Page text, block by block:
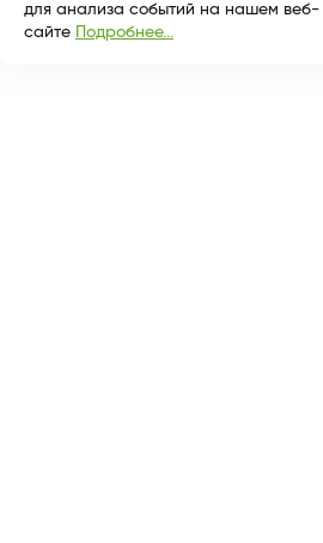
для анализа событий на нашем веб-
сайте Подробнее...